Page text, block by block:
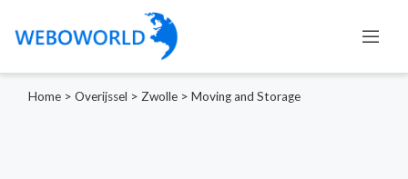
Home > Overijssel > Zwolle > Moving and Storage